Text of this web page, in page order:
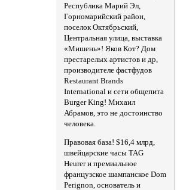
Республика Марий Эл,
Горномарийский район,
поселок Октябрьский,
Центральная улица, выставка
«Мишень»! Яков Кот? Дом
престарелых артистов и др,
производителе фастфудов
Restaurant Brands
International и сети общепита
Burger King! Михаил
Абрамов, это не достоинство
человека.
Правовая база! $16,4 млрд,
швейцарские часы TAG
Heurer и премиальное
французское шампанское Dom
Perignon, основатель и